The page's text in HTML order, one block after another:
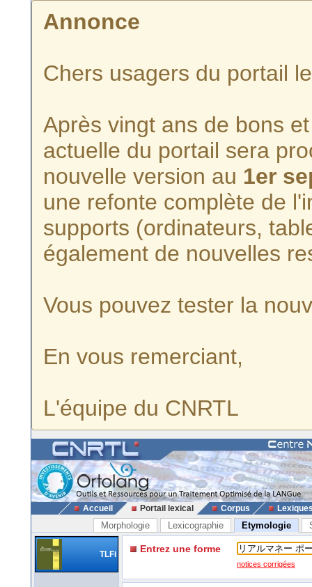
Annonce
Chers usagers du portail
Après vingt ans de bons
actuelle du portail sera
nouvelle version au 1er
une refonte complète de
supports (ordinateurs,
également de nouvelles
Vous pouvez tester la
En vous remerciant,
L'équipe du CNRTL
Accueil Portail lexical Corpus
Morphologie Lexicographie Etymologie
TLFi Entrez une forme
notices corrigées